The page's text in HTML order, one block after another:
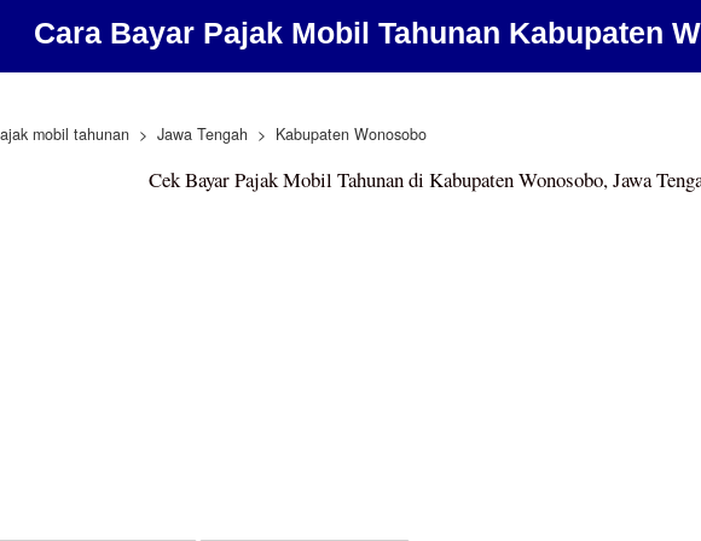
Cara Bayar Pajak Mobil Tahunan Kabupaten
mobil tahunan Jawa Tengah Kabupaten Wonosobo
Cek Bayar Pajak Mobil Tahunan di Kabupaten Wonosobo, Jawa